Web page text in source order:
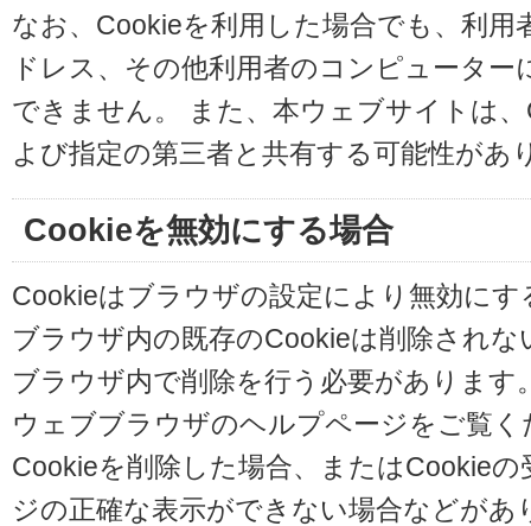
なお、Cookieを利用した場合でも、利用
ドレス、その他利用者のコンピュータ
できません。 また、本ウェブサイトは
よび指定の第三者と共有する可能性があ
Cookieを無効にする場合
Cookieはブラウザの設定により無効に
ブラウザ内の既存のCookieは削除され
ブラウザ内で削除を行う必要があります
ウェブブラウザのヘルプページをご覧く
Cookieを削除した場合、またはCookie
ジの正確な表示ができない場合などが